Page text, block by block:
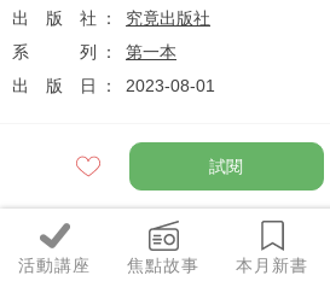
活動講座 焦點故事 本月新書
出版社
究竟出版社
系列
第一本
出版日
2023-08-01
定價 $320
優惠價 折
試閱